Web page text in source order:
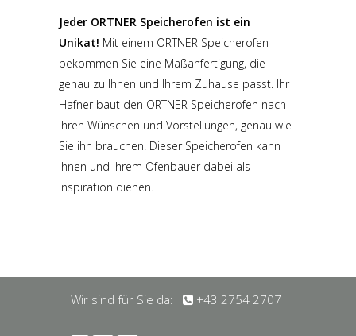
Jeder ORTNER Speicherofen ist ein
Unikat! Mit einem ORTNER Speicherofen
bekommen Sie eine Maßanfertigung, die
genau zu Ihnen und Ihrem Zuhause passt. Ihr
Hafner baut den ORTNER Speicherofen nach
Ihren Wünschen und Vorstellungen, genau wie
Sie ihn brauchen. Dieser Speicherofen kann
Ihnen und Ihrem Ofenbauer dabei als
Inspiration dienen.
Wir sind für Sie da: +43 2754 2707